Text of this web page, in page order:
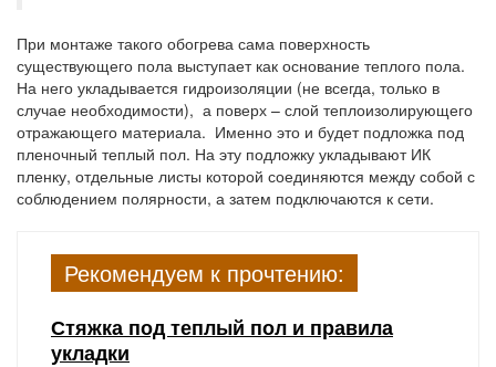
При монтаже такого обогрева сама поверхность
существующего пола выступает как основание теплого пола.
На него укладывается гидроизоляции (не всегда, только в
случае необходимости), а поверх – слой теплоизолирующего
отражающего материала. Именно это и будет подложка под
пленочный теплый пол. На эту подложку укладывают ИК
пленку, отдельные листы которой соединяются между собой с
соблюдением полярности, а затем подключаются к сети.
Рекомендуем к прочтению:
Стяжка под теплый пол и правила
укладки